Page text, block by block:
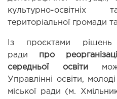
культурно-
територіальної громади
Із проєктами рішень
ради про
середньої освіти
Управлінні освіти,
міської ради (м.